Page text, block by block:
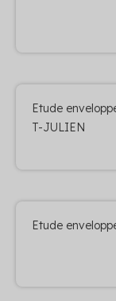
Etude
T-JULIEN
Etude